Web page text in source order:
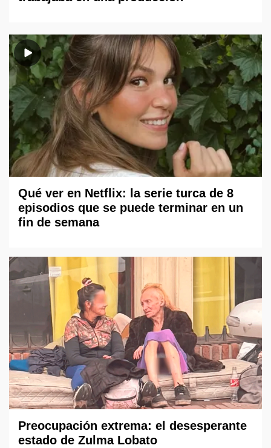
Qué ver en Netflix: la serie turca de 8
episodios que se puede terminar en un
fin de semana
Preocupación extrema: el desesperante
estado de Zulma Lobato